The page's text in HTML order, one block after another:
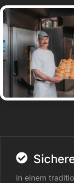
in einem